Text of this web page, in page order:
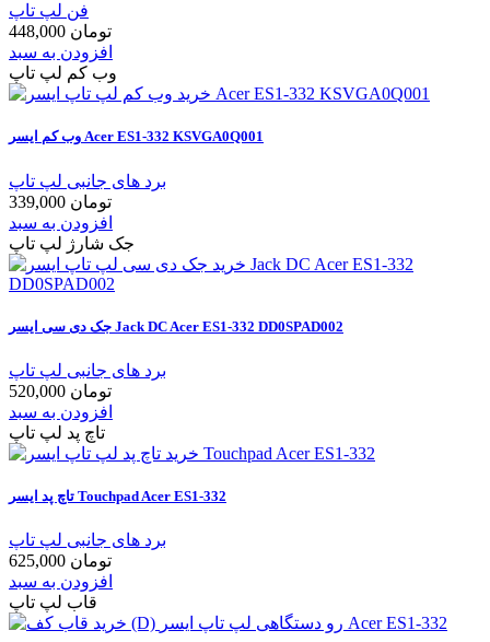
فن لپ تاپ
448,000 تومان
افزودن به سبد
وب کم لپ تاپ
وب کم ایسر Acer ES1-332 KSVGA0Q001
برد های جانبی لپ تاپ
339,000 تومان
افزودن به سبد
جک شارژ لپ تاپ
جک دی سی ایسر Jack DC Acer ES1-332 DD0SPAD002
برد های جانبی لپ تاپ
520,000 تومان
افزودن به سبد
تاچ پد لپ تاپ
تاچ پد ایسر Touchpad Acer ES1-332
برد های جانبی لپ تاپ
625,000 تومان
افزودن به سبد
قاب لپ تاپ